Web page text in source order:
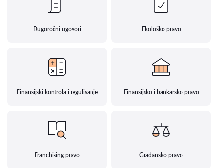
Dugoročni ugovori Ekološko pravo
Finansijski kontrola i regulisanje Finansijsko i bankarsko pravo
Franchising pravo Građansko pravo